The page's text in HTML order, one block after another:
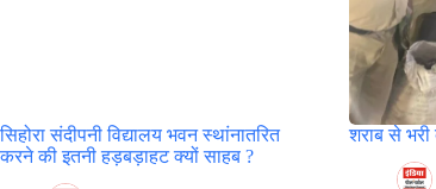
सिहोरा संदीपनी विद्यालय भवन स्थांनातरित
करने की इतनी हड़बड़ाहट क्यों साहब ?
शराब से भरी